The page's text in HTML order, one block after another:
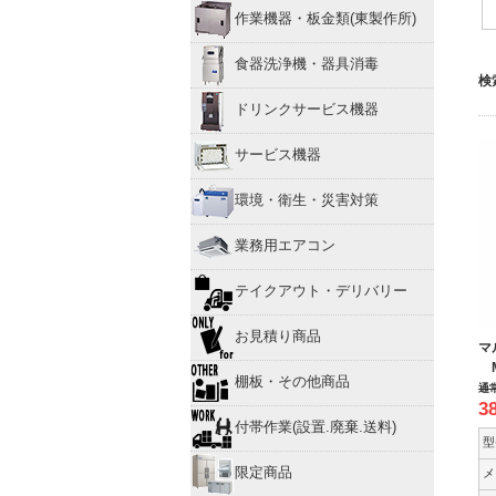
作業機器・板金類(東製作所)
食器洗浄機・器具消毒
ドリンクサービス機器
サービス機器
環境・衛生・災害対策
業務用エアコン
テイクアウト・デリバリー
お見積り商品
棚板・その他商品
付帯作業(設置.廃棄.送料)
限定商品
検
マ
通